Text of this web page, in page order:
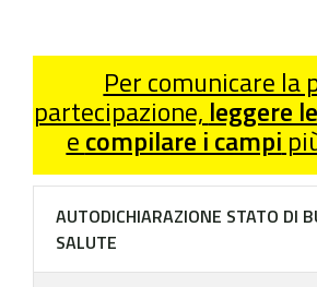
Per comunicare la
partecipazione, leggere
ecompilare i campi
AUTODICHIARAZIONE STATO DI
SALUTE